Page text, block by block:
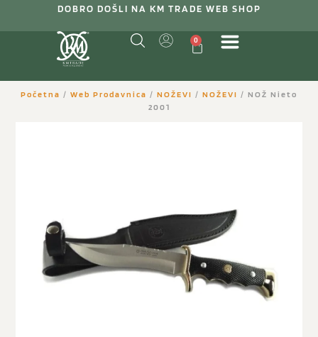
DOBRO DOŠLI NA KM TRADE WEB SHOP
0
Početna / Web Prodavnica / NOŽEVI / NOŽEVI / NOŽ Nieto
2001